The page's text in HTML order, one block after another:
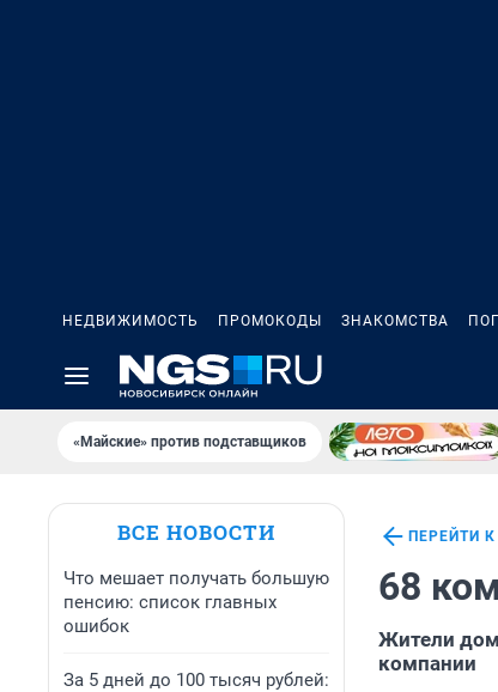
НЕДВИЖИМОСТЬ ПРОМОКОДЫ ЗНАКОМСТВА
«Майские» против подставщиков
ВСЕ НОВОСТИ
Что мешает получать большую
пенсию: список главных
ошибок
За 5 дней до 100 тысяч рублей:
ПЕРЕЙТИ
68
Жители
компании